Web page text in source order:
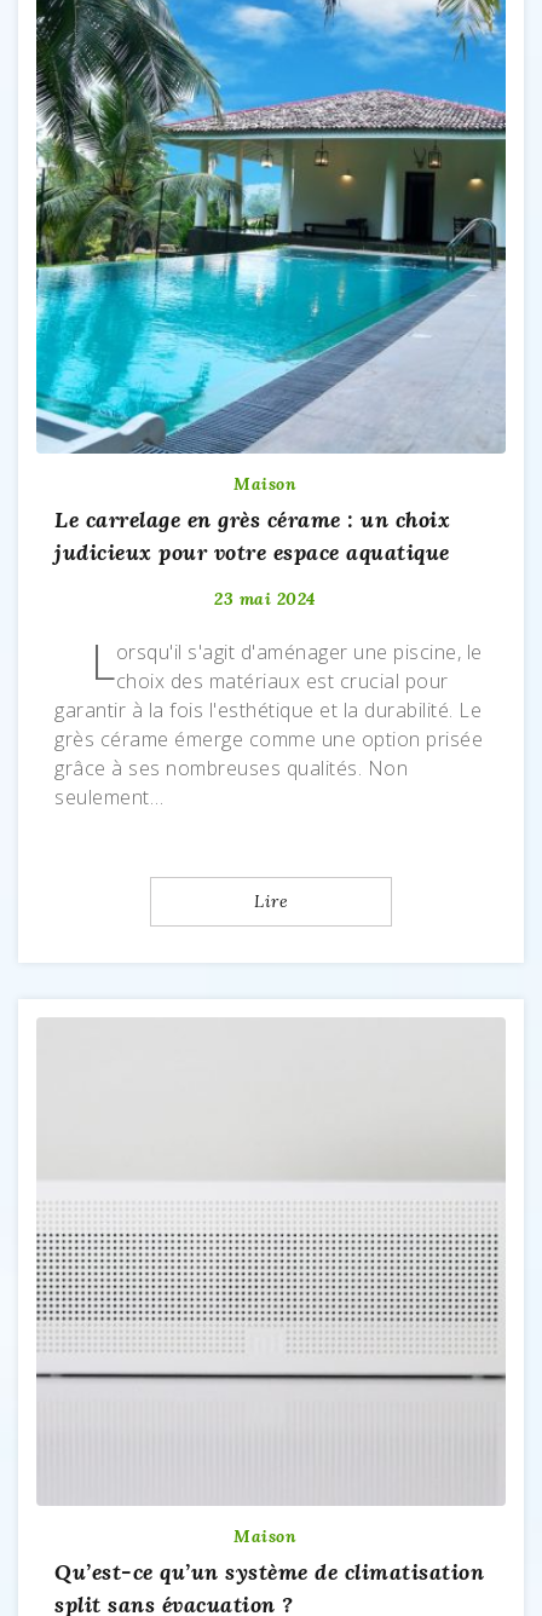
Maison
Le carrelage en grès cérame : un choix
judicieux pour votre espace aquatique
23 mai 2024
Lorsqu'il s'agit d'aménager une piscine, le
choix des matériaux est crucial pour
garantir à la fois l'esthétique et la durabilité. Le
grès cérame émerge comme une option prisée
grâce à ses nombreuses qualités. Non
seulement…
Lire
Maison
Qu’est-ce qu’un système de climatisation
split sans évacuation ?